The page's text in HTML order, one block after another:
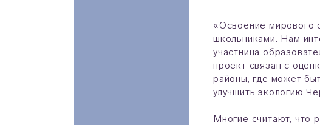
«Освоение мирового
школьниками. Нам
участница
проект связан с
районы, где может
улучшить экологию
Многие считают, что